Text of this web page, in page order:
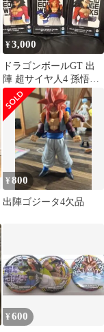
¥3,000
ドラゴンボールGT 出
陣 超サイヤ人4 孫悟空
ベジータ ゴジータ 3点
セット
¥800
出陣ゴジータ4欠品
¥600